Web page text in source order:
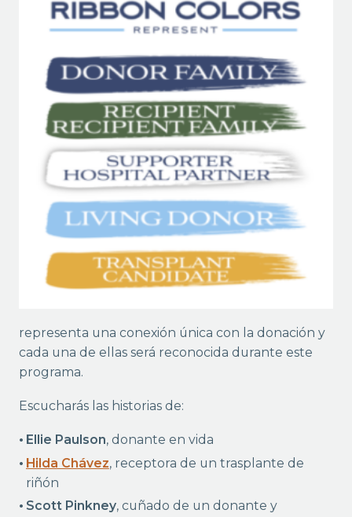
representa una conexión única con la donación y
cada una de ellas será reconocida durante este
programa.
Escucharás las historias de:
Ellie Paulson, donante en vida
Hilda Chávez, receptora de un trasplante de
riñón
Scott Pinkney, cuñado de un donante y